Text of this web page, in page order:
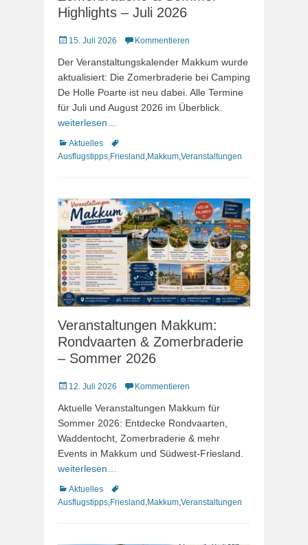
Highlights – Juli 2026
Veröffentlicht
15. Juli 2026 Kommentieren
Der Veranstaltungskalender Makkum wurde
aktualisiert: Die Zomerbraderie bei Camping
De Holle Poarte ist neu dabei. Alle Termine
für Juli und August 2026 im Überblick.
weiterlesen…
Kategorien
Aktuelles
Schlagworte
Ausflugstipps Friesland Makkum Veranstaltungen
Veranstaltungen Makkum:
Rondvaarten & Zomerbraderie
– Sommer 2026
Veröffentlicht
12. Juli 2026 Kommentieren
Aktuelle Veranstaltungen Makkum für
Sommer 2026: Entdecke Rondvaarten,
Waddentocht, Zomerbraderie & mehr
Events in Makkum und Südwest-Friesland.
weiterlesen…
Kategorien
Aktuelles
Schlagworte
Ausflugstipps,Friesland ,Makkum,Veranstaltungen